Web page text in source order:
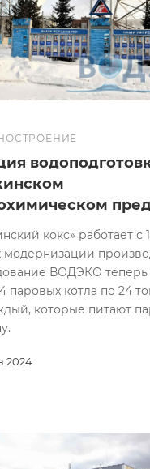
2024
кокс» работает с
модернизации
ВОДЭКО теперь
паровых котла по 24
которые питают